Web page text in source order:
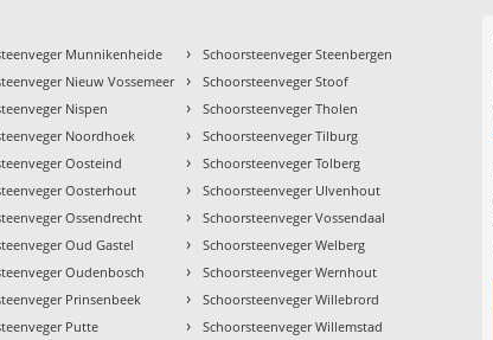
Munnikenheide
Nieuw Vossemeer
Nispen
Noordhoek
Oosteind
Oosterhout
Ossendrecht
Oud Gastel
Oudenbosch
Prinsenbeek
Putte
› Schoorsteenveger Steenbergen
› Schoorsteenveger Stoof
› Schoorsteenveger Tholen
› Schoorsteenveger Tilburg
› Schoorsteenveger Tolberg
› Schoorsteenveger Ulvenhout
› Schoorsteenveger Vossendaal
› Schoorsteenveger Welberg
› Schoorsteenveger Wernhout
› Schoorsteenveger Willebrord
› Schoorsteenveger Willemstad